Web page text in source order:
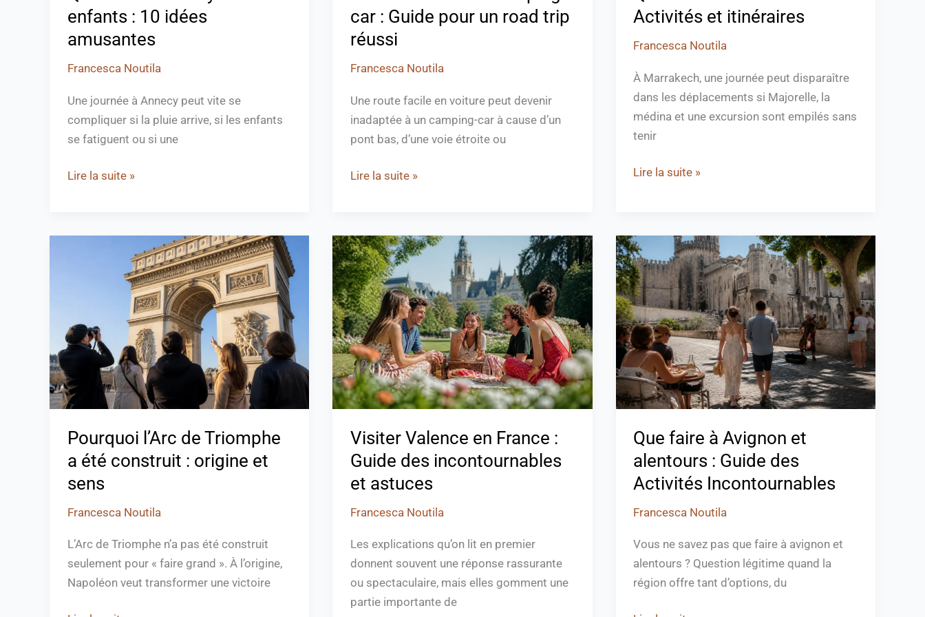
enfants : 10 idées
amusantes
Francesca Noutila
Une journée à Annecy peut vite se
compliquer si la pluie arrive, si les enfants
se fatiguent ou si une
Lire la suite »
car : Guide pour un road trip
réussi
Francesca Noutila
Une route facile en voiture peut devenir
inadaptée à un camping-car à cause d’un
pont bas, d’une voie étroite ou
Lire la suite »
Activités et itinéraires
Francesca Noutila
À Marrakech, une journée peut disparaître
dans les déplacements si Majorelle, la
médina et une excursion sont empilés sans
tenir
Lire la suite »
Pourquoi l’Arc de Triomphe
a été construit : origine et
sens
Francesca Noutila
L’Arc de Triomphe n’a pas été construit
seulement pour « faire grand ». À l’origine,
Napoléon veut transformer une victoire
été
construit
:
origine
sens
Visiter Valence en France :
Guide des incontournables
et astuces
Francesca Noutila
Les explications qu’on lit en premier
donnent souvent une réponse rassurante
ou spectaculaire, mais elles gomment une
partie importante de
Visiter
Valence
en
France
:
Guide
des
incontournables
et
Que faire à Avignon et
alentours : Guide des
Activités Incontournables
Francesca Noutila
Vous ne savez pas que faire à avignon et
alentours ? Question légitime quand la
région offre tant d’options, du
Que
faire
à
Avignon
et
alentours
Guide
des
Incontournables